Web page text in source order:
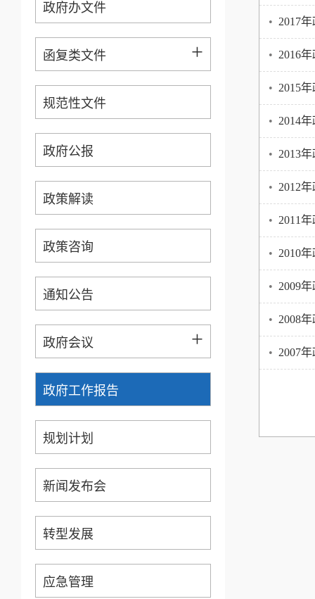
政府办文件
函复类文件 +
规范性文件
政府公报
政策解读
政策咨询
通知公告
政府会议 +
政府工作报告
规划计划
新闻发布会
转型发展
应急管理
• 2017
• 2016
• 2015
• 2014
• 2013
• 2012
• 2011
• 2010
• 2009
• 2008
• 2007